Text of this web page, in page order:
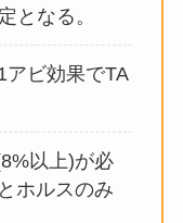
となる。
アビ効果でTA
以上)が必
ホルスのみ